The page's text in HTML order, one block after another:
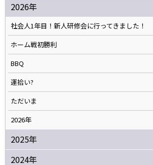
2026年
社会人1年目！新人研修会に行ってきました！
ホーム戦初勝利
BBQ
運拾い?
ただいま
2026年
2025年
2024年